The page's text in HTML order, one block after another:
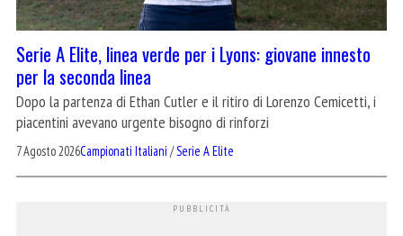
Serie A Elite, linea verde per i Lyons: giovane innesto
per la seconda linea
Dopo la partenza di Ethan Cutler e il ritiro di Lorenzo Cemicetti, i
piacentini avevano urgente bisogno di rinforzi
7 Agosto 2026Campionati Italiani /Serie A Elite